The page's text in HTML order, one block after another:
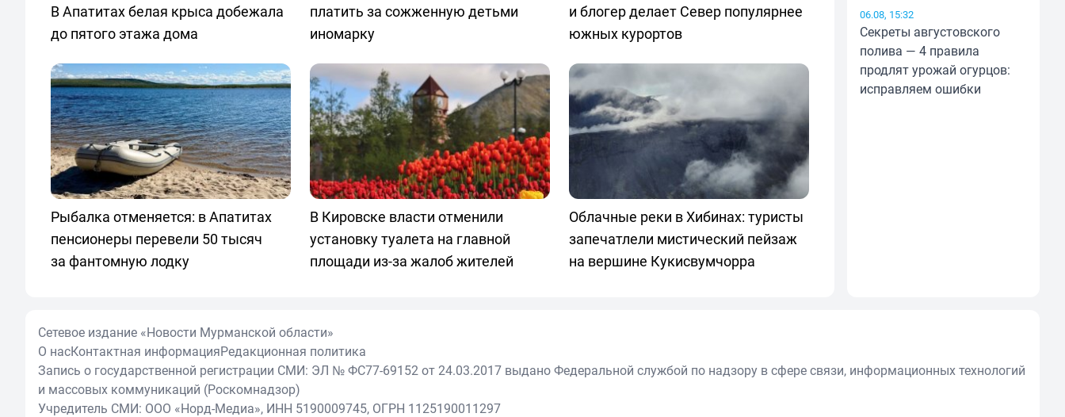
В Апатитах белая крыса добежала
до пятого этажа дома
платить за сожженную детьми
иномарку
и блогер делает Север популярнее
южных курортов
Рыбалка отменяется: в Апатитах
пенсионеры перевели 50 тысяч
за фантомную лодку
В Кировске власти отменили
установку туалета на главной
площади из-за жалоб жителей
Облачные реки в Хибинах: туристы
запечатлели мистический пейзаж
на вершине Кукисвумчорра
06.08, 15:32
Секреты августовского
полива — 4 правила
продлят урожай огурцов:
исправляем ошибки
Сетевое издание «Новости Мурманской области»
О насКонтактная информацияРедакционная политика
Запись о государственной регистрации СМИ: ЭЛ № ФС77-69152 от 24.03.2017 выдано Федеральной службой по надзору в сфере связи, информационных технологий
и массовых коммуникаций (Роскомнадзор)
Учредитель СМИ: ООО «Норд-Медиа», ИНН 5190009745, ОГРН 1125190011297